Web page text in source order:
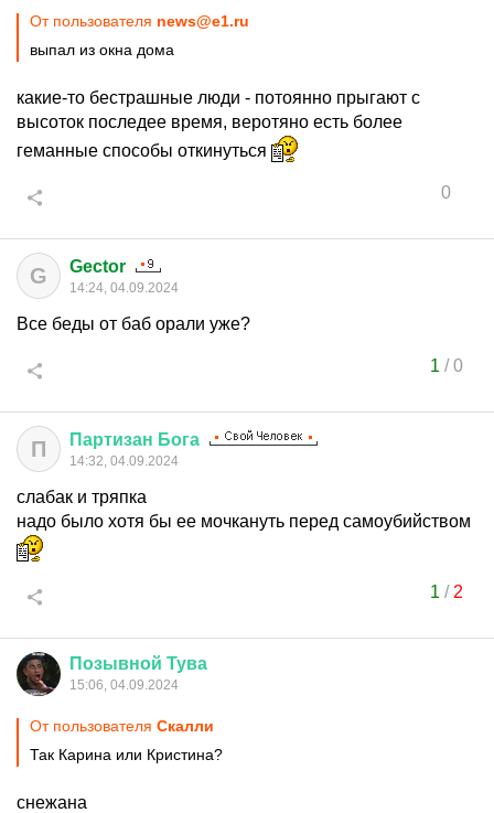
От пользователя news@e1.ru
выпал из окна дома
какие-то бестрашные люди - потоянно прыгают с
высоток последее время, веротяно есть более
геманные способы откинуться
0
G Gector
14:24, 04.09.2024
Все беды от баб орали уже?
1 /0
П Партизан Бога
14:32, 04.09.2024
слабак и тряпка
надо было хотя бы ее мочкануть перед самоубийством
1 / 2
Позывной Тува
15:06, 04.09.2024
От пользователя Скалли
Так Карина или Кристина?
снежана